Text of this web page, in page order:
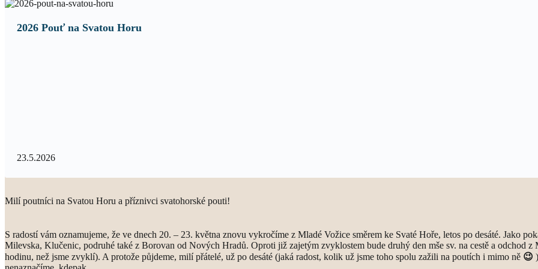
2026 Pouť na Svatou Horu
23.5.2026
Milí poutníci na Svatou Horu a příznivci svatohorské pouti!
S radostí vám oznamujeme, že ve dnech 20. – 23. května znovu vykročíme z Mladé Vožice směrem ke Svaté Hoře, letos po desáté. Jako
Milevska, Klučenic, podruhé také z Borovan od Nových Hradů. Oproti již zajetým zvyklostem bude druhý den mše sv. na cestě a odchod
hodinu, než jsme zvyklí). A protože půjdeme, milí přátelé, už po desáté (jaká radost, kolik už jsme toho spolu zažili na poutích i mimo ně 😉